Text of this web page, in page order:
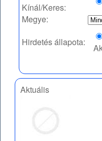
Kínál/Keres:
Megye:
Hirdetés állapota:
Aktuális